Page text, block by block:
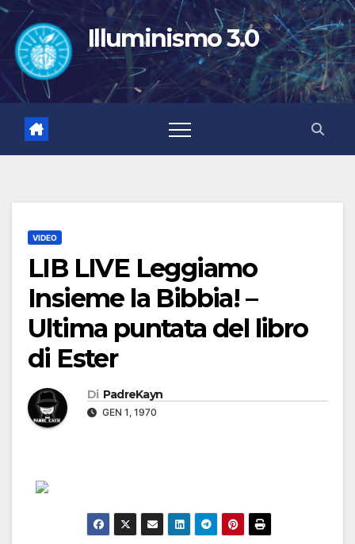
Salta
contenuto
Illuminismo 3.0
VIDEO
LIB LIVE Leggiamo
Insieme la Bibbia! –
Ultima puntata del libro
di Ester
Di PadreKayn
GEN 1, 1970